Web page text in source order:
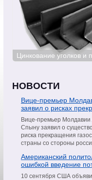
Цинкование уголков и
НОВОСТИ
Вице-премьер
заявил о рисках
поставок газа со
«Газпрома»
Вице-премьер Молдавии
Спыну заявил о
риска прекращения
страны со стороны
сообщил в интервью
Moldova 1, пишет РИА
Американский
ошибкой введение
на нефть из РФ
10 сентября США